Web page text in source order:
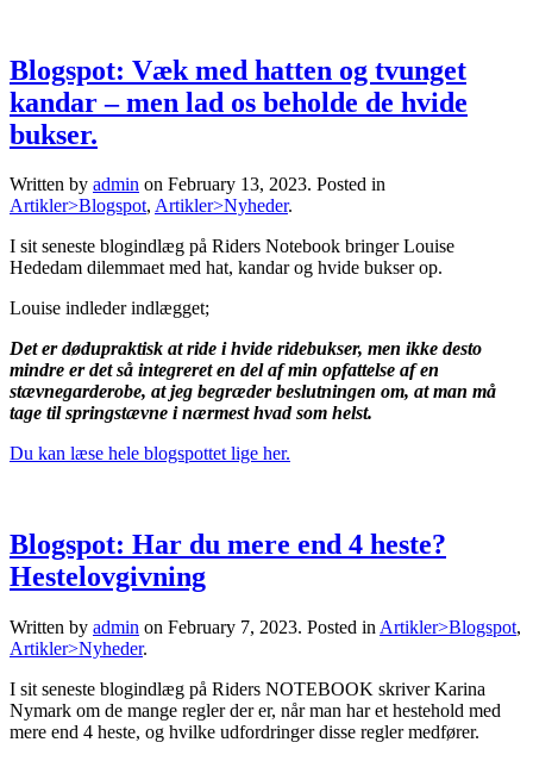
Blogspot: Væk med hatten og tvunget
kandar – men lad os beholde de hvide
bukser.
Written by admin on February 13, 2023. Posted in
Artikler>Blogspot, Artikler>Nyheder.
I sit seneste blogindlæg på Riders Notebook bringer Louise
Hededam dilemmaet med hat, kandar og hvide bukser op.
Louise indleder indlægget;
Det er dødupraktisk at ride i hvide ridebukser, men ikke desto
mindre er det så integreret en del af min opfattelse af en
stævnegarderobe, at jeg begræder beslutningen om, at man må
tage til springstævne i nærmest hvad som helst.
Du kan læse hele blogspottet lige her.
Blogspot: Har du mere end 4 heste?
Hestelovgivning
Written by admin on February 7, 2023. Posted in Artikler>Blogspot,
Artikler>Nyheder.
I sit seneste blogindlæg på Riders NOTEBOOK skriver Karina
Nymark om de mange regler der er, når man har et hestehold med
mere end 4 heste, og hvilke udfordringer disse regler medfører.